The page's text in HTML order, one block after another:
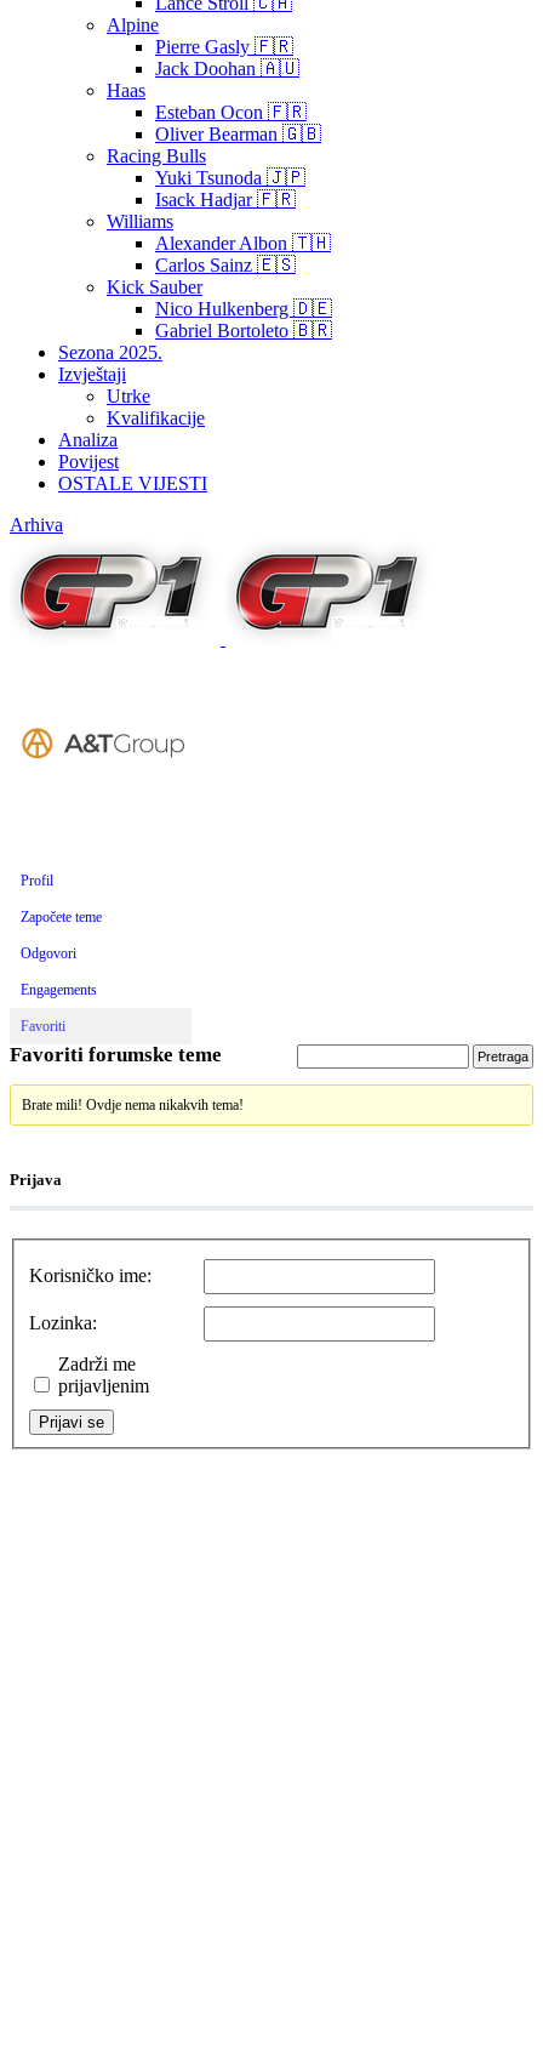
Alpine
Pierre Gasly 🇫🇷
Jack Doohan 🇦🇺
Haas
Esteban Ocon 🇫🇷
Oliver Bearman 🇬🇧
Racing Bulls
Yuki Tsunoda 🇯🇵
Isack Hadjar 🇫🇷
Williams
Alexander Albon 🇹🇭
Carlos Sainz 🇪🇸
Kick Sauber
Nico Hulkenberg 🇩🇪
Gabriel Bortoleto 🇧🇷
Sezona 2025.
Izvještaji
Utrke
Kvalifikacije
Analiza
Povijest
OSTALE VIJESTI
Arhiva
Profil
Započete teme
Odgovori
Engagements
Favoriti
Favoriti forumske teme
Brate mili! Ovdje nema nikakvih tema!
Prijava
Korisničko ime:
Lozinka:
Zadrži me
prijavljenim
Prijavi se